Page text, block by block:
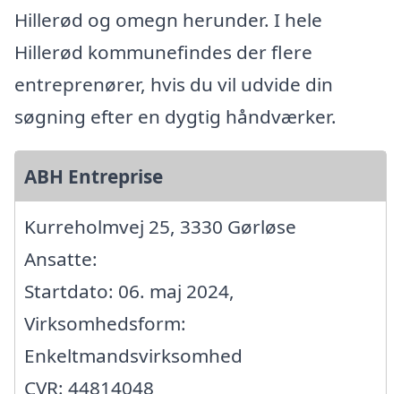
Hillerød og omegn herunder. I hele
Hillerød kommunefindes der flere
entreprenører, hvis du vil udvide din
søgning efter en dygtig håndværker.
ABH Entreprise
Kurreholmvej 25, 3330 Gørløse
Ansatte:
Startdato: 06. maj 2024,
Virksomhedsform:
Enkeltmandsvirksomhed
CVR: 44814048